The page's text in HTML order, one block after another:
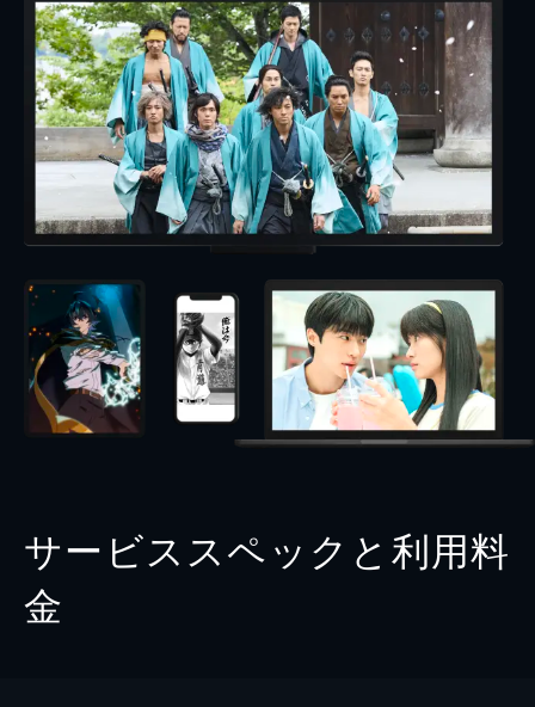
サービススペックと利用料
金